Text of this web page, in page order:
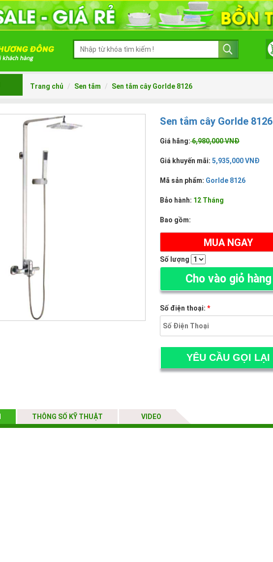
Trang chủ Sen tắm Sen tắm cây Gorlde 8126
Sen tắm cây Gorlde 8126
Giá hãng:6,980,000 VNĐ
Giá khuyến mãi: 5,935,000 VNĐ
Mã sản phẩm: Gorlde 8126
Bảo hành: 12 Tháng
Bao gồm:
MUA NGAY
Số lượng
Cho vào giỏ hàng
Số điện thoại: *
THÔNG SỐ KỸ THUẬT VIDEO